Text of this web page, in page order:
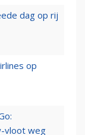
dag op rij
op
vloot weg